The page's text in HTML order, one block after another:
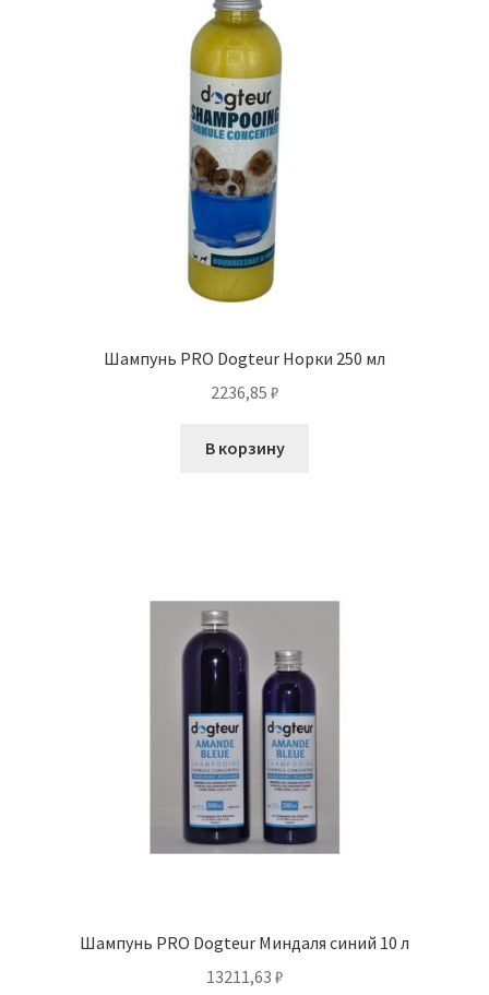
Шампунь PRO Dogteur Норки 250 мл
2236,85 ₽
В корзину
Шампунь PRO Dogteur Миндаля синий 10 л
13211,63 ₽